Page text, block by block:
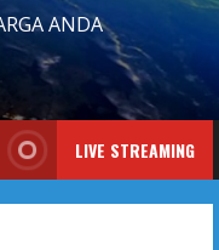
ANDA
LIVE STREAMING